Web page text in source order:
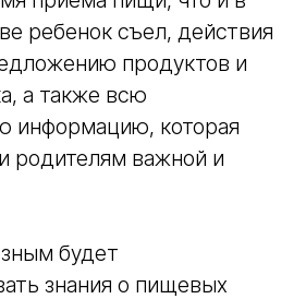
ребенок съел, действия
продуктов и
а также всю
информацию, которая
родителям важной и
будет
знания о пищевых